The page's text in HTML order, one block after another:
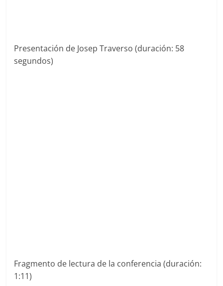
Presentación de Josep Traverso (duración: 58
segundos)
Fragmento de lectura de la conferencia (duración:
1:11)